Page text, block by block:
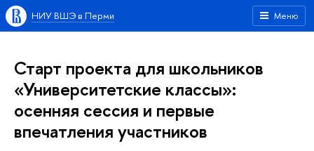
Меню
НИУ ВШЭ в Перми
Старт проекта для школьников
«Университетские классы»:
осенняя сессия и первые
впечатления участников